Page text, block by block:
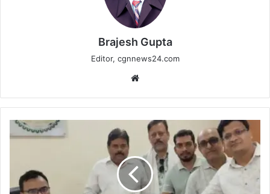
Brajesh Gupta
Editor, cgnnews24.com
कवर्धा
में
मेडिकल